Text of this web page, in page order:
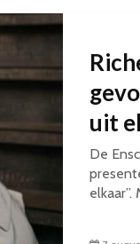
uit
De